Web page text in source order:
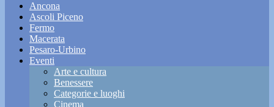
Ancona
Ascoli Piceno
Fermo
Macerata
Pesaro-Urbino
Eventi
Arte e cultura
Benessere
Categorie e luoghi
Cinema